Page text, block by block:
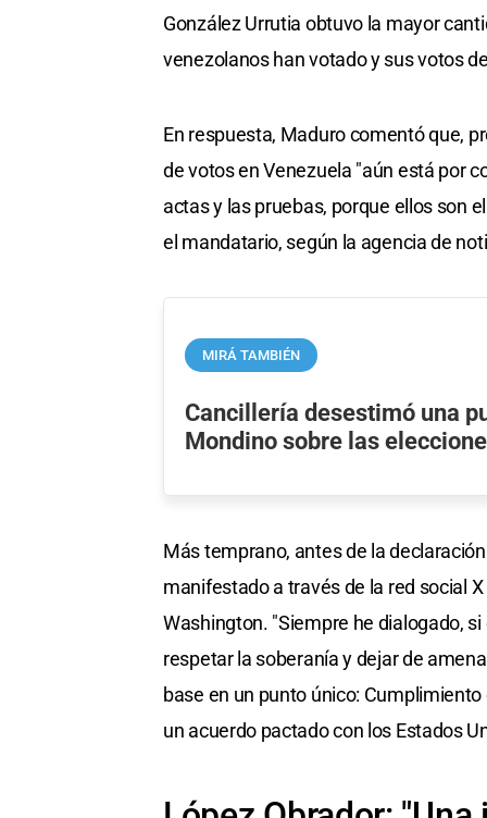
González Urrutia obtuvo la mayor
venezolanos han votado y sus votos
En respuesta, Maduro comentó que,
de votos en Venezuela "aún está por
actas y las pruebas, porque ellos son
el mandatario, según la agencia de
MIRÁ TAMBIÉN
Cancillería desestimó una
Mondino sobre las
Más temprano, antes de la
manifestado a través de la red social
Washington. "Siempre he dialogado,
respetar la soberanía y dejar de
base en un punto único:
un acuerdo pactado con los Estados